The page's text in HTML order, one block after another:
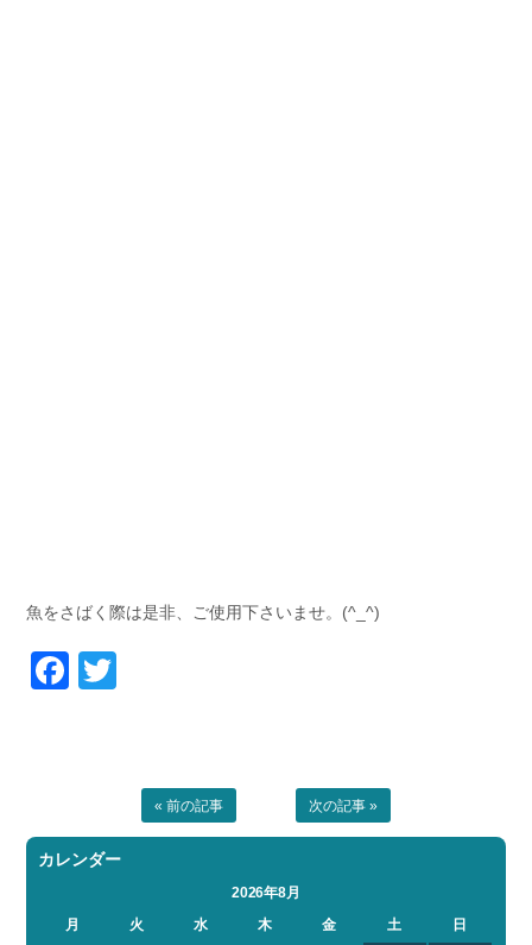
魚をさばく際は是非、ご使用下さいませ。(^_^)
Facebook
« 前の記事 次の記事 »
カレンダー
2026年8月
月
火 水 木 金 土
日